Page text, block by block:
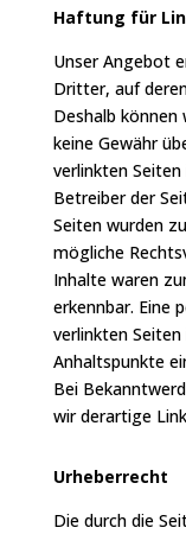
Haftung für
Unser Angebot
Dritter, auf
Deshalb
keine Gewähr
verlinkten
Betreiber der
Seiten wurden
mögliche
Inhalte waren
erkennbar. Eine
verlinkten
Anhaltspunkte
Bei
wir derartige
Urheberrecht
Die durch die